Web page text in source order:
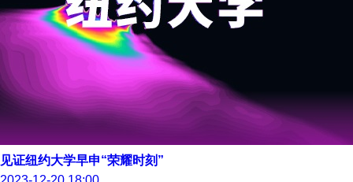
见证纽约大学早申“荣耀时刻”